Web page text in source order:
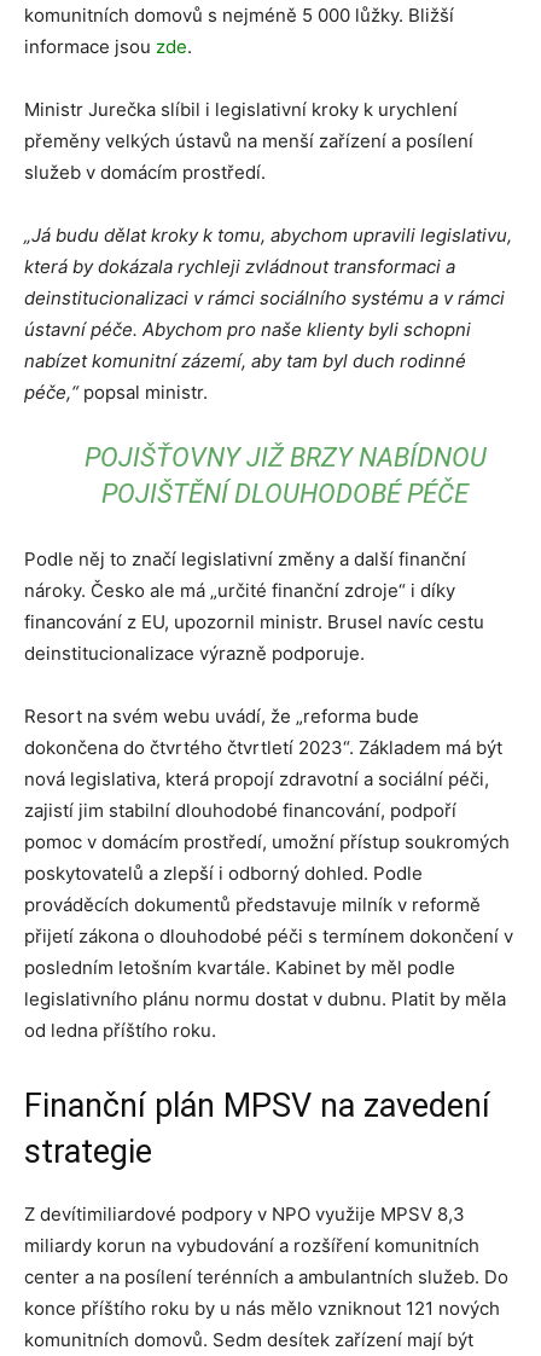
komunitních domovů s nejméně 5 000 lůžky. Bližší
informace jsou zde.
Ministr Jurečka slíbil i legislativní kroky k urychlení
přeměny velkých ústavů na menší zařízení a posílení
služeb v domácím prostředí.
„Já budu dělat kroky k tomu, abychom upravili legislativu,
která by dokázala rychleji zvládnout transformaci a
deinstitucionalizaci v rámci sociálního systému a v rámci
ústavní péče. Abychom pro naše klienty byli schopni
nabízet komunitní zázemí, aby tam byl duch rodinné
péče,“ popsal ministr.
POJIŠŤOVNY JIŽ BRZY NABÍDNOU
POJIŠTĚNÍ DLOUHODOBÉ PÉČE
Podle něj to značí legislativní změny a další finanční
nároky. Česko ale má „určité finanční zdroje“ i díky
financování z EU, upozornil ministr. Brusel navíc cestu
deinstitucionalizace výrazně podporuje.
Resort na svém webu uvádí, že „reforma bude
dokončena do čtvrtého čtvrtletí 2023“. Základem má být
nová legislativa, která propojí zdravotní a sociální péči,
zajistí jim stabilní dlouhodobé financování, podpoří
pomoc v domácím prostředí, umožní přístup soukromých
poskytovatelů a zlepší i odborný dohled. Podle
prováděcích dokumentů představuje milník v reformě
přijetí zákona o dlouhodobé péči s termínem dokončení v
posledním letošním kvartále. Kabinet by měl podle
legislativního plánu normu dostat v dubnu. Platit by měla
od ledna příštího roku.
Finanční plán MPSV na zavedení
strategie
Z devítimiliardové podpory v NPO využije MPSV 8,3
miliardy korun na vybudování a rozšíření komunitních
center a na posílení terénních a ambulantních služeb. Do
konce příštího roku by u nás mělo vzniknout 121 nových
komunitních domovů. Sedm desítek zařízení mají být